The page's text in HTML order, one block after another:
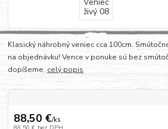
Klasický náhrobný veniec cca 100cm.
na objednávku! Vence v ponuke sú bez
dopíšeme. celý popis
88,50 €/ks